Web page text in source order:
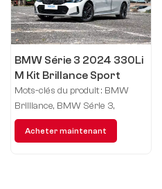
BMW Série 3 2024 330Li
M Kit Brillance Sport
Mots-clés du produit : BMW
Brilliance, BMW Série 3,
performances de conduite,
qualité des processus, esprit
Acheter maintenant